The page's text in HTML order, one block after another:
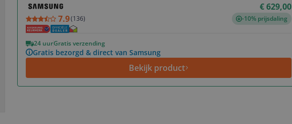
€ 629,00
7.9(136) -10% prijsdaling
24 uurGratis verzending
Gratis bezorgd & direct van Samsung
Bekijk product